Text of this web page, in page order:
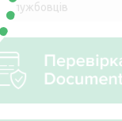
службовців